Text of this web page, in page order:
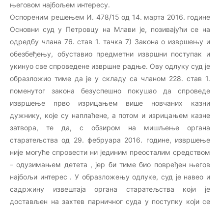
његовом најбољем интересу.
Оспореним решењем И. 478/15 од 14. марта 2016. године
Основни суд у Петровцу на Млави је, позивајући се на
одредбу члана 76. став 1. тачка 7) Закона о извршењу и
обезбеђењу, обуставио предметни извршни поступак и
укинуо све спроведене извршне радње. Ову одлуку суд је
образложио тиме да је у складу са чланом 228. став 1.
поменутог закона безуспешно покушао да спроведе
извршење прво изрицањем више новчаних казни
дужнику, које су наплаћене, а потом и изрицањем казне
затвора, те да, с обзиром на мишљење органа
старатељства од 29. фебруара 2016. године, извршење
није могуће спровести ни јединим преосталим средством
– одузимањем детета , јер би тиме био повређен његов
најбољи интерес . У образложењу одлуке, суд је навео и
садржину извештаја органа старатељства који је
достављен на захтев парничног суда у поступку који се